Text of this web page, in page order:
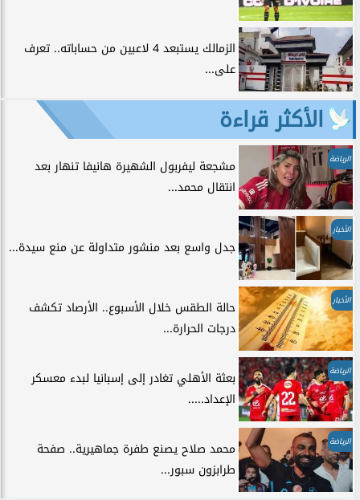
الزمالك يستبعد 4 لاعبين من حساباته.. تعرف
على...
الأكثر قراءة
الرياضة
مشجعة ليفربول الشهيرة هانيفا تنهار بعد
انتقال محمد...
الأخبار
جدل واسع بعد منشور متداولة عن منع سيدة...
الأخبار
حالة الطقس خلال الأسبوع.. الأرصاد تكشف
درجات الحرارة...
الرياضة
بعثة الأهلي تغادر إلى إسبانيا لبدء معسكر
الإعداد.....
الرياضة
محمد صلاح يصنع طفرة جماهيرية.. صفحة
طرابزون سبور...